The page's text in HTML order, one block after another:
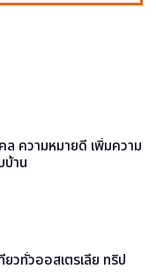
ความหมายดี เพิ่มความ
บ้าน
ยวทั่วออสเตรเลีย ทริป